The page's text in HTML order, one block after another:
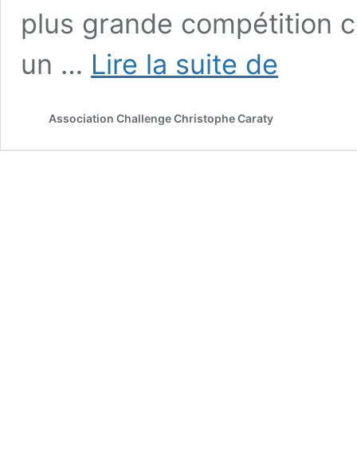
plus grande compétition
un … Lire la suite de
Association Challenge Christophe Caraty